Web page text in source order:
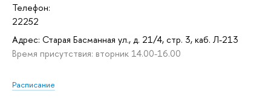
Телефон:
22252
Адрес: Старая Басманная ул., д. 21/4, стр. 3, каб. Л-213
Время присутствия: вторник 14.00-16.00
Расписание